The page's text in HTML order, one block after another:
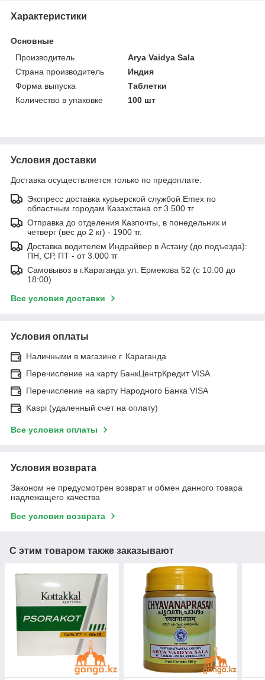
Характеристики
Основные
Производитель
Arya Vaidya Sala
Страна производитель
Индия
Форма выпуска
Таблетки
Количество в упаковке
100 шт
Условия доставки
Доставка осуществляется только по предоплате.
Экспресс доставка курьерской службой Emex по
областным городам Казахстана от 3.500 тг
Отправка до отделения Казпочты, в понедельник и
четверг (вес до 2 кг) - 1900 тг.
Доставка водителем Индрайвер в Астану (до подъезда):
ПН, СР, ПТ - от 3.000 тг
Самовывоз в г.Караганда ул. Ермекова 52 (с 10:00 до
18:00)
Все условия доставки
Условия оплаты
Наличными в магазине г. Караганда
Перечисление на карту БанкЦентрКредит VISA
Перечисление на карту Народного Банка VISA
Kaspi (удаленный счет на оплату)
Все условия оплаты
Условия возврата
Законом не предусмотрен возврат и обмен данного товара
надлежащего качества
Все условия возврата
С этим товаром также заказывают